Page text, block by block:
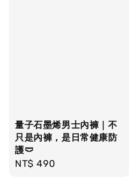
量子石墨烯男士內褲｜不
只是內褲，是日常健康防
護🩲
Regular
NT$ 490